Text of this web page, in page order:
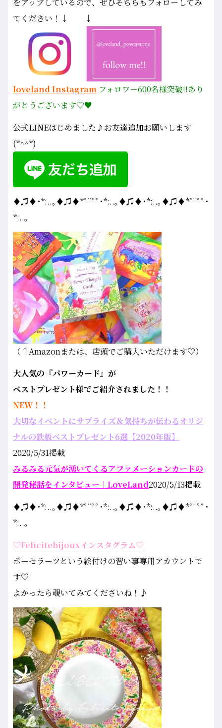
をアップしているので、ぜひそちらもフォローしてみ
てください！↓ ↓
loveland Instagram フォロワー600名様突破!!あり
がとうございます♡♥
公式LINEはじめました♪お友達追加お願いします
(*^^*)
♦♫♦･*:..｡♦♫♦*ﾟ¨ﾟﾟ･*:..｡♦♫♦･*:..｡♦♫♦*ﾟ¨ﾟﾟ･
*:..｡
（↑Amazonまたは、店頭でご購入いただけます♡）
大人気の『パワーカード』が
ベストプレゼント様でご紹介されました！！
NEW！！
大切なイベントにサプライズ＆気持ちが伝わるオリジ
ナルの鉄板ベストプレゼント6選【2020年版】
2020/5/31掲載
みるみる元気が湧いてくるアファメーションカードの
開発秘話をインタビュー｜LoveLand2020/5/13掲載
♦♫♦･*:..｡♦♫♦*ﾟ¨ﾟﾟ･*:..｡♦♫♦･*:..｡♦♫♦*ﾟ¨ﾟﾟ･
*:..｡
♡Felicitebijouxインスタグラム♡
ポーセラーツという絵付けの習い事専用アカウントで
す♡
よかったら覗いてみてくださいね！♪